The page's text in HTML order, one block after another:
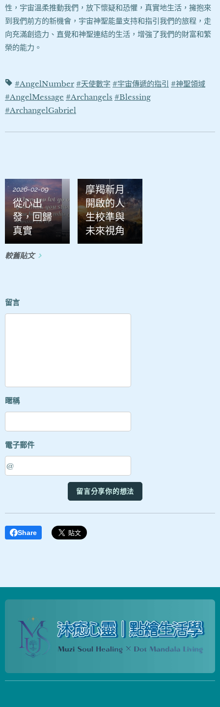
性，宇宙溫柔推動我們，放下懷疑和恐懼，真實地生活，擁抱來
到我們前方的新機會，宇宙神聖能量支持和指引我們的旅程，走
向充滿創造力、直覺和神聖連結的生活，增強了我們的財富和繁
榮的能力。
#AngelNumber #天使數字 #宇宙傳遞的指引 #神聖領域
#AngelMessage #Archangels #Blessing
#ArchangelGabriel
2026-02-09
從心出
發，回歸
真實
摩羯新月
開啟的人
生校準與
未來視角
較舊貼文
留言
暱稱
電子郵件
留言分享你的想法
Share